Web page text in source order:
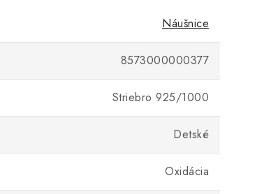
Náušnice
8573000000377
Striebro 925/1000
Detské
Oxidácia